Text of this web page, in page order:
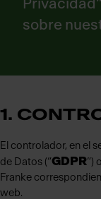
sobre
1.
El controlador, en el
de Datos (“GDPR”)
Franke
web.